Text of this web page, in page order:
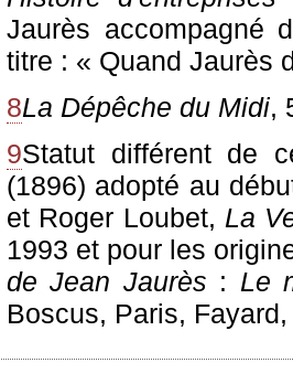
Jaurès accompagné
titre : « Quand Jaurès
8La Dépêche du Midi,
9Statut différent de
(1896) adopté au
et Roger Loubet, La
1993 et pour les
de Jean Jaurès : Le
Boscus, Paris,